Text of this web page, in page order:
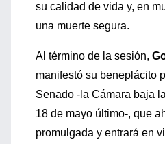
su calidad de vida y, en
una muerte segura.
Al término de la sesión,
manifestó su beneplácito
Senado -la Cámara baja
18 de mayo último-, que
promulgada y entrará en